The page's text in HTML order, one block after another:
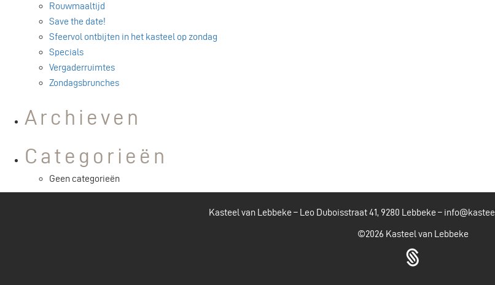
Rouwmaaltijd
Save the date!
Sfeervol ontbijten in het kasteel op zondag
Specials
Vergaderruimtes
Zondagsbrunches
Archieven
Categorieën
Geen categorieën
Kasteel van Lebbeke – Leo Duboisstraat 41, 9280 Lebbeke –
©2026 Kasteel van Lebbeke